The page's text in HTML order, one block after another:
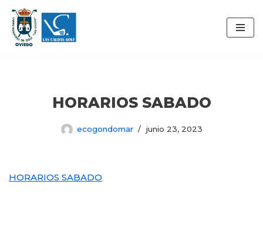
Saltar
al
HORARIOS SABADO
ecogondomar junio 23, 2023
HORARIOS SABADO